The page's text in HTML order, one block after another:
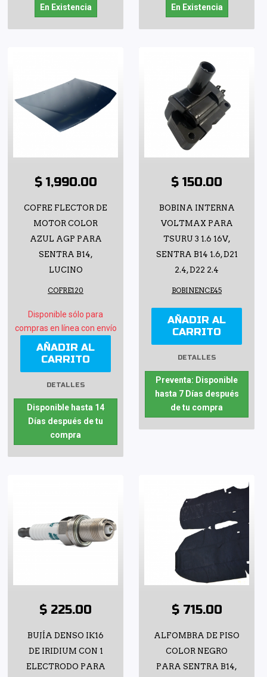
En Existencia En Existencia
$ 1,990.00
COFRE FLECTOR DE
MOTOR COLOR
AZUL AGP PARA
SENTRA B14,
LUCINO
COFRE120
Disponible sólo para
compras en línea con envío
AÑADIR AL
CARRITO
DETALLES
Disponible hasta 14
Días después de tu
compra
$ 150.00
BOBINA INTERNA
VOLTMAX PARA
TSURU 3 1.6 16V,
SENTRA B14 1.6, D21
2.4, D22 2.4
BOBINENCE45
AÑADIR AL
CARRITO
DETALLES
Preventa: Disponible
hasta 7 Días después
de tu compra
$ 225.00
BUJÍA DENSO IK16
DE IRIDIUM CON 1
ELECTRODO PARA
$ 715.00
ALFOMBRA DE PISO
COLOR NEGRO
PARA SENTRA B14,